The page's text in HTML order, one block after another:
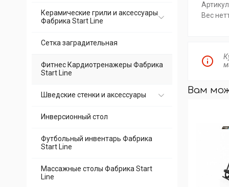
Керамические грили и аксессуары
Фабрика Start Line
Сетка заградительная
Фитнес Кардиотренажеры Фабрика
Start Line
Шведские стенки и аксессуары
Инверсионный стол
Футбольный инвентарь Фабрика
Start Line
Массажные столы Фабрика Start
Line
Вес
Вам